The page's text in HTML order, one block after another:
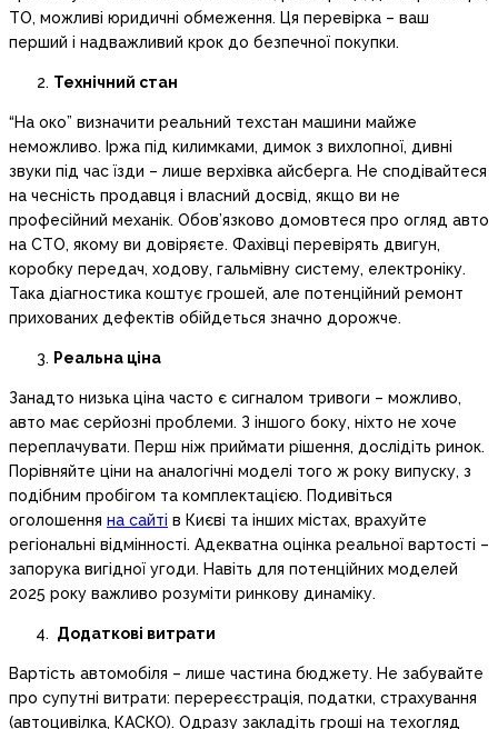
ТО, можливі юридичні обмеження. Ця перевірка – ваш
перший і надважливий крок до безпечної покупки.
Технічний стан
“На око” визначити реальний техстан машини майже
неможливо. Іржа під килимками, димок з вихлопної, дивні
звуки під час їзди – лише верхівка айсберга. Не сподівайтеся
на чесність продавця і власний досвід, якщо ви не
професійний механік. Обов’язково домовтеся про огляд авто
на СТО, якому ви довіряєте. Фахівці перевірять двигун,
коробку передач, ходову, гальмівну систему, електроніку.
Така діагностика коштує грошей, але потенційний ремонт
прихованих дефектів обійдеться значно дорожче.
Реальна ціна
Занадто низька ціна часто є сигналом тривоги – можливо,
авто має серйозні проблеми. З іншого боку, ніхто не хоче
переплачувати. Перш ніж приймати рішення, дослідіть ринок.
Порівняйте ціни на аналогічні моделі того ж року випуску, з
подібним пробігом та комплектацією. Подивіться
оголошення на сайті в Києві та інших містах, врахуйте
регіональні відмінності. Адекватна оцінка реальної вартості –
запорука вигідної угоди. Навіть для потенційних моделей
2025 року важливо розуміти ринкову динаміку.
Додаткові витрати
Вартість автомобіля – лише частина бюджету. Не забувайте
про супутні витрати: перереєстрація, податки, страхування
(автоцивілка, КАСКО). Одразу закладіть гроші на техогляд